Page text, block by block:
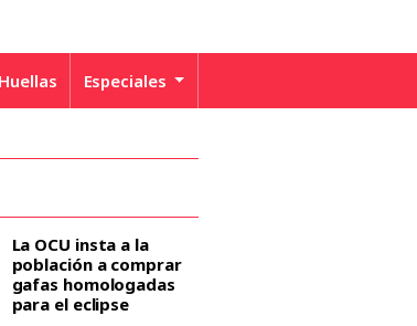
Huellas Especiales
La OCU insta a la
población a comprar
gafas homologadas
para el eclipse